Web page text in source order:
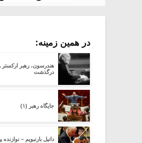
در همین زمینه:
هندرسون، رهبر ارکستر
درگذشت
جایگاه رهبر (۱)
دانیل بارنبویم – نوازنده